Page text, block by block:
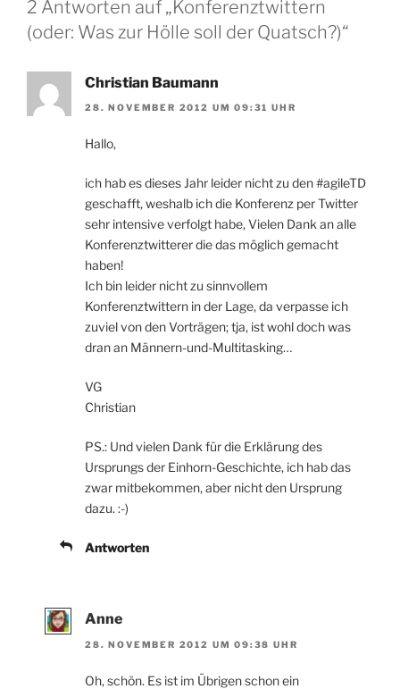
2 Antworten auf „Konferenztwittern
(oder: Was zur Hölle soll der Quatsch?)“
Christian Baumann
28. NOVEMBER 2012 UM 09:31 UHR
Hallo,
ich hab es dieses Jahr leider nicht zu den #agileTD
geschafft, weshalb ich die Konferenz per Twitter
sehr intensive verfolgt habe, Vielen Dank an alle
Konferenztwitterer die das möglich gemacht
haben!
Ich bin leider nicht zu sinnvollem
Konferenztwittern in der Lage, da verpasse ich
zuviel von den Vorträgen; tja, ist wohl doch was
dran an Männern-und-Multitasking…
VG
Christian
PS.: Und vielen Dank für die Erklärung des
Ursprungs der Einhorn-Geschichte, ich hab das
zwar mitbekommen, aber nicht den Ursprung
dazu. :-)
Antworten
Anne
28. NOVEMBER 2012 UM 09:38 UHR
Oh, schön. Es ist im Übrigen schon ein